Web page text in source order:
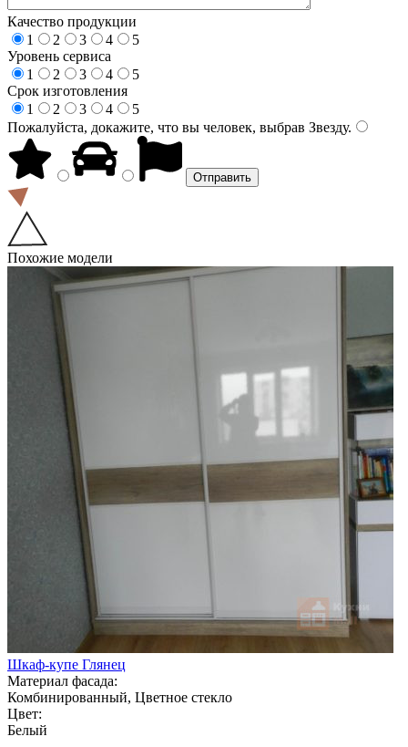
Качество продукции
1
2 3 4
5
Уровень сервиса
1
2 3 4
5
Срок изготовления
1
2 3 4
5
Пожалуйста, докажите, что вы человек, выбрав Звезду.
Похожие модели
Шкаф-купе Глянец
Материал фасада:
Комбинированный, Цветное стекло
Цвет:
Белый